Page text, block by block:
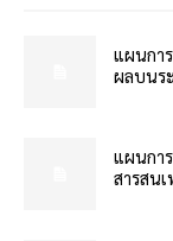
แผนกา
ผลบนร
แผนกา
สารสน